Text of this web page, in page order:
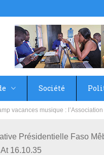
Société
de la Russie rénove les
Présidentielle Faso
16.10.35